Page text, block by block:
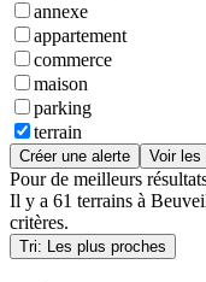
annexe
appartement
commerce
maison
parking
terrain
Créer une alerte Voir les
Pour de meilleurs
Il y a 61 terrains à
critères.
Tri: Les plus proches